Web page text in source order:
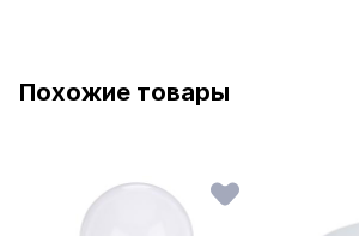
Похожие товары